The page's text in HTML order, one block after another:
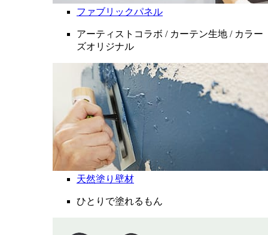
ファブリックパネル
アーティストコラボ / カーテン生地 / カラー
ズオリジナル
天然塗り壁材
ひとりで塗れるもん